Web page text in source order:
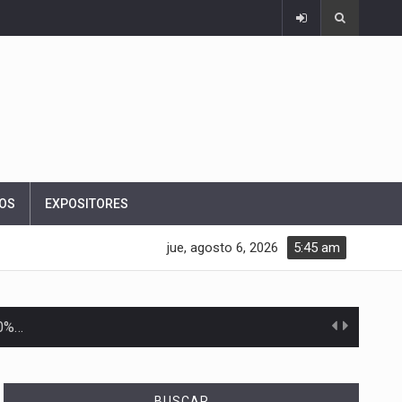
EXPOSITORES
5:45 am
jue, agosto 6, 2026